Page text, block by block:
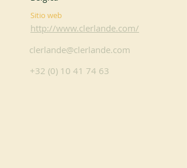
Sitio web
http://www.clerlande.com/
clerlande@clerlande.com
+32 (0) 10 41 74 63